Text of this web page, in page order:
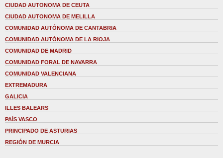
CIUDAD AUTONOMA DE CEUTA
CIUDAD AUTONOMA DE MELILLA
COMUNIDAD AUTÓNOMA DE CANTABRIA
COMUNIDAD AUTÓNOMA DE LA RIOJA
COMUNIDAD DE MADRID
COMUNIDAD FORAL DE NAVARRA
COMUNIDAD VALENCIANA
EXTREMADURA
GALICIA
ILLES BALEARS
PAÍS VASCO
PRINCIPADO DE ASTURIAS
REGIÓN DE MURCIA